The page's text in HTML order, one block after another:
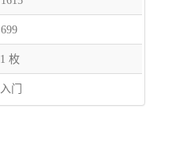
699
1 枚
入门